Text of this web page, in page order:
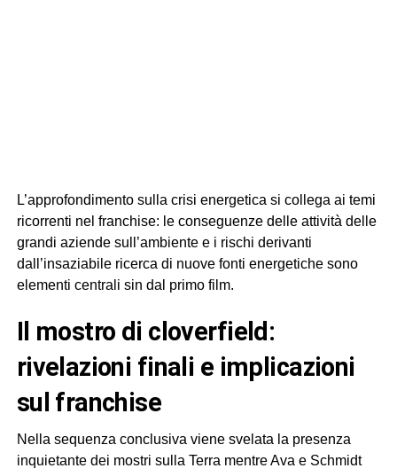
L’approfondimento sulla crisi energetica si collega ai temi
ricorrenti nel franchise: le conseguenze delle attività delle
grandi aziende sull’ambiente e i rischi derivanti
dall’insaziabile ricerca di nuove fonti energetiche sono
elementi centrali sin dal primo film.
il mostro di cloverfield:
rivelazioni finali e implicazioni
sul franchise
Nella sequenza conclusiva viene svelata la presenza
inquietante dei mostri sulla Terra mentre Ava e Schmidt